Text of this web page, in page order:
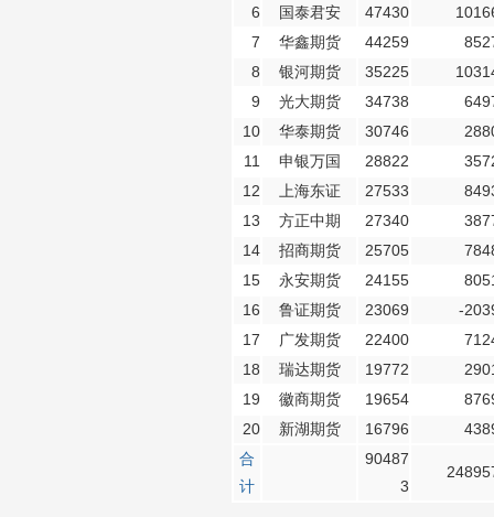
6
国泰君安 47430
7
华鑫期货 44259
8
银河期货 35225
9
光大期货 34738
10
华泰期货 30746
11
申银万国 28822
12
上海东证 27533
13
方正中期 27340
14
招商期货 25705
15
永安期货 24155
16
鲁证期货 23069
-
17
广发期货 22400
18
瑞达期货 19772
19
徽商期货 19654
20
新湖期货 16796
合
计
90487
3